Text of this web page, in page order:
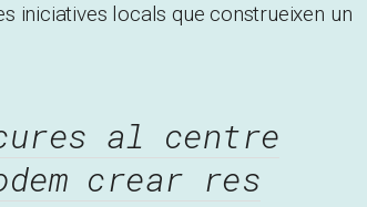
iniciatives locals que construeixen un
al centre
crear res